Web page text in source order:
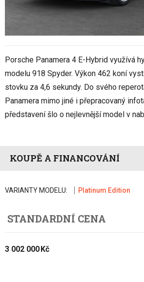
Porsche Panamera 4 E-Hybrid využívá
modelu 918 Spyder. Výkon 462 koní
stovku za 4,6 sekundy. Do svého
Panamera mimo jiné i přepracovaný
představení šlo o nejlevnější model v
KOUPĚ A FINANCOVÁNÍ
VARIANTY MODELU: Platinum Edition
STANDARDNÍ CENA
3 002 000 Kč